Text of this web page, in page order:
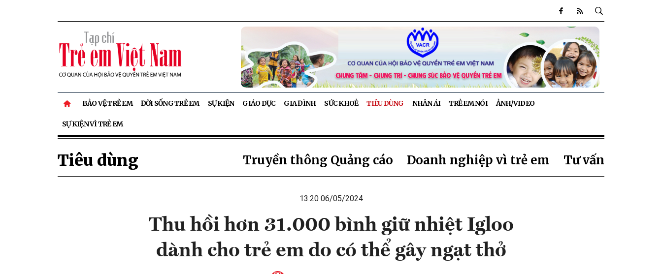
BẢO VỆ TRẺ EM ĐỜI SỐNG TRẺ EM SỰ KIỆN GIÁO DỤC GIA ĐÌNH SỨC KHOẺ TIÊU DÙNG NHÂN ÁI TRẺ EM NÓI ẢNH/VIDEO
SỰ KIỆN VÌ TRẺ EM
Tiêu dùng Truyền thông Quảng cáo Doanh nghiệp vì trẻ em Tư vấn
13:20 06/05/2024
Thu hồi hơn 31.000 bình giữ nhiệt Igloo
dành cho trẻ em do có thể gây ngạt thở